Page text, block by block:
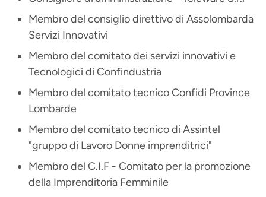
Membro del consiglio direttivo di Assolombarda
Servizi Innovativi
Membro del comitato dei servizi innovativi e
Tecnologici di Confindustria
Membro del comitato tecnico Confidi Province
Lombarde
Membro del comitato tecnico di Assintel
"gruppo di Lavoro Donne imprenditrici"
Membro del C.I.F - Comitato per la promozione
della Imprenditoria Femminile